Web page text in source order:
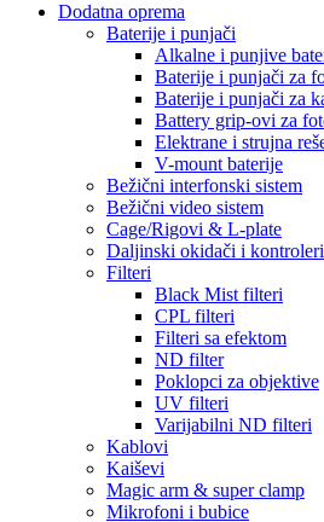
Dodatna oprema
Baterije i punjači
Alkalne i punjive
Baterije i punjači za
Baterije i punjači za
Battery grip-ovi za
Elektrane i strujna
V-mount baterije
Bežični interfonski sistem
Bežični video sistem
Cage/Rigovi & L-plate
Daljinski okidači i kontroleri
Filteri
Black Mist filteri
CPL filteri
Filteri sa efektom
ND filter
Poklopci za objektive
UV filteri
Varijabilni ND filteri
Kablovi
Kaiševi
Magic arm & super clamp
Mikrofoni i bubice